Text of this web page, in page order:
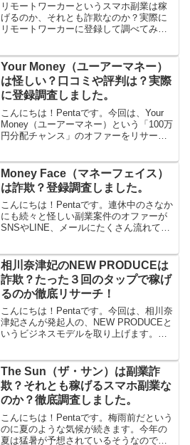
リモートワーカーというスマホ副業は稼
げるのか、それとも詐欺なのか？実際に
リモートワーカーに登録して調べてみま
ださい。
Your Money（ユーアーマネー）
は怪しい？口コミや評判は？実際
に登録調査しました。
こんにちは！Pentaです。今回は、Your
Money（ユーアーマネー）という「100万
円分配チャンス」のオファーをリサーチ
ニ？」と思いましたが、どうやら1...
Money Face（マネーフェイス）
は詐欺？登録調査しました。
こんにちは！Pentaです。連休中のさなか
にも続々と怪しい副業案件のオファーが
SNSやLINE、メールにたくさん流れてき
て、リサーチしていきます。今回は、
Money F...
相川奈津妃のNEW PRODUCEは
詐欺？たった３回のタップで稼げ
るのか徹底リサーチ！
こんにちは！Pentaです。今回は、相川奈
津妃さんが発起人の、NEW PRODUCEと
いうビジネスモデルを取り上げます。
いう内容です。これは、ぜひ試してみ
た...
The Sun（ザ・サン）は副業詐
欺？それとも稼げるスマホ副業な
のか？徹底調査しました。
こんにちは！Pentaです。梅雨前だという
のに夏のような気候が続きます。今年の
夏は猛暑が予想されているそうなので、